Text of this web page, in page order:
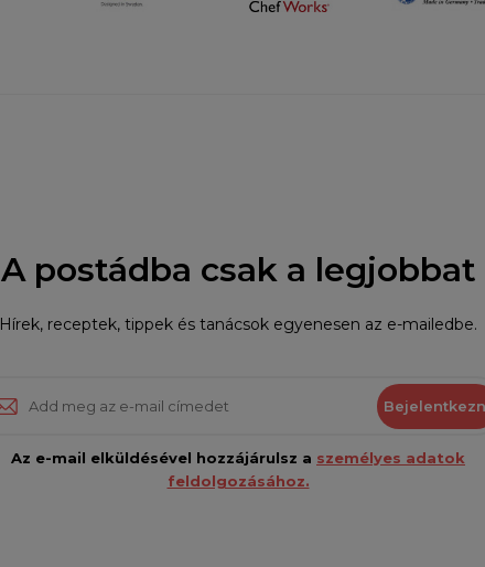
A postádba csak a legjobbat
Hírek, receptek, tippek és tanácsok egyenesen az e-mailedbe.
Az e-mail elküldésével hozzájárulsz a személyes adatok
feldolgozásához.